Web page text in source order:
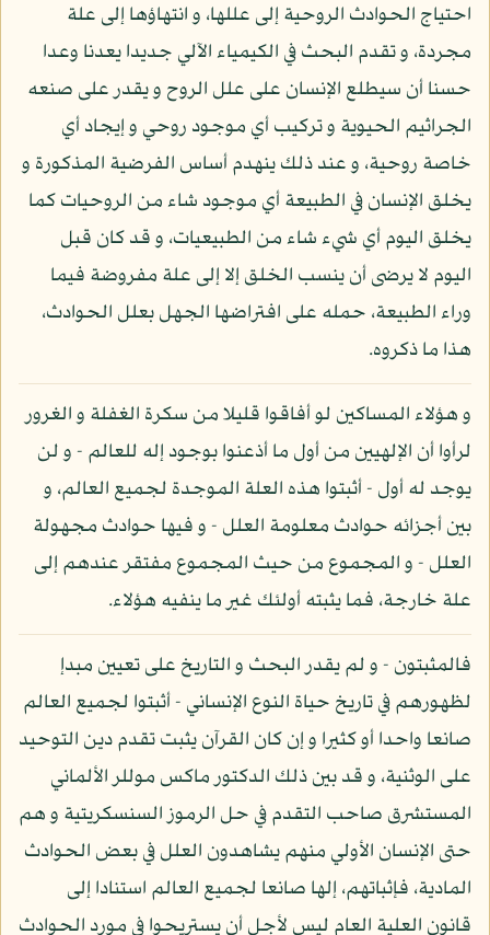
احتياج الحوادث الروحية إلى عللها، و انتهاؤها إلى علة
مجردة، و تقدم البحث في الكيمياء الآلي جديدا يعدنا وعدا
حسنا أن سيطلع الإنسان على علل الروح و يقدر على صنعه
الجراثيم الحيوية و تركيب أي موجود روحي و إيجاد أي
خاصة روحية، و عند ذلك ينهدم أساس الفرضية المذكورة و
يخلق الإنسان في الطبيعة أي موجود شاء من الروحيات كما
يخلق اليوم أي شيء شاء من الطبيعيات، و قد كان قبل
اليوم لا يرضى أن ينسب الخلق إلا إلى علة مفروضة فيما
وراء الطبيعة، حمله على افتراضها الجهل بعلل الحوادث،
هذا ما ذكروه.
و هؤلاء المساكين لو أفاقوا قليلا من سكرة الغفلة و الغرور
لرأوا أن الإلهيين من أول ما أذعنوا بوجود إله للعالم - و لن
يوجد له أول - أثبتوا هذه العلة الموجدة لجميع العالم، و
بين أجزائه حوادث معلومة العلل - و فيها حوادث مجهولة
العلل - و المجموع من حيث المجموع مفتقر عندهم إلى
علة خارجة، فما يثبته أولئك غير ما ينفيه هؤلاء.
فالمثبتون - و لم يقدر البحث و التاريخ على تعيين مبدإ
لظهورهم في تاريخ حياة النوع الإنساني - أثبتوا لجميع العالم
صانعا واحدا أو كثيرا و إن كان القرآن يثبت تقدم دين التوحيد
على الوثنية، و قد بين ذلك الدكتور ماكس موللر الألماني
المستشرق صاحب التقدم في حل الرموز السنسكريتية و هم
حتى الإنسان الأولي منهم يشاهدون العلل في بعض الحوادث
المادية، فإثباتهم، إلها صانعا لجميع العالم استنادا إلى
قانون العلية العام ليس لأجل أن يستريحوا في مورد الحوادث